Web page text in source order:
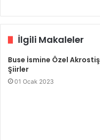
İlgili Makaleler
Buse İsmine Özel Akrostiş
Şiirler
01 Ocak 2023